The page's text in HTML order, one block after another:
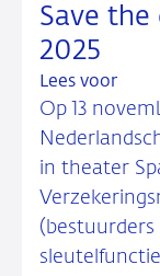
Save
2025
Lees voor
Op 13
in theater
(bestuurders